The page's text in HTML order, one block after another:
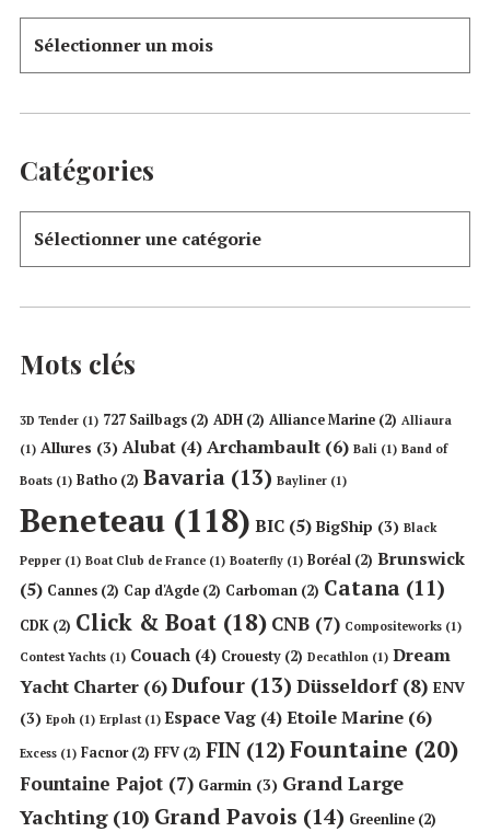
Catégories
Mots clés
3D Tender (1) 727 Sailbags (2) ADH (2) Alliance Marine (2) Alliaura
(1) Allures (3) Alubat (4) Archambault (6) Bali (1) Band of
Boats (1) Batho (2) Bavaria (13) Bayliner (1)
Beneteau (118) BIC (5) BigShip (3) Black
Pepper (1) Boat Club de France (1) Boaterfly (1) Boréal (2) Brunswick
(5) Cannes (2) Cap d'Agde (2) Carboman (2) Catana (11)
CDK (2) Click & Boat (18) CNB (7) Compositeworks (1)
Contest Yachts (1) Couach (4) Crouesty (2) Decathlon (1) Dream
Yacht Charter (6)Dufour (13) Düsseldorf(8) ENV
(3) Epoh (1) Erplast (1) Espace Vag (4) Etoile Marine (6)
Excess (1) Facnor(2) FFV (2) FIN (12) Fountaine (20)
Fountaine Pajot (7) Garmin (3) Grand Large
Yachting(10) Grand Pavois (14) Greenline (2)